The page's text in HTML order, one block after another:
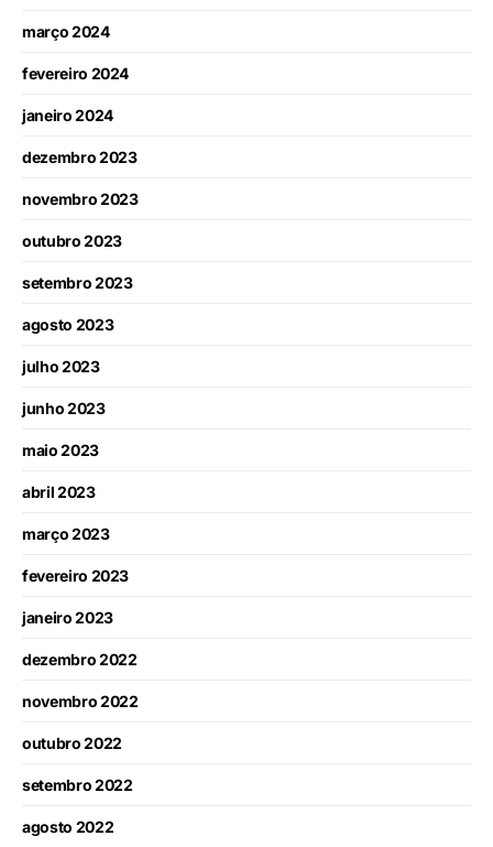
março 2024
fevereiro 2024
janeiro 2024
dezembro 2023
novembro 2023
outubro 2023
setembro 2023
agosto 2023
julho 2023
junho 2023
maio 2023
abril 2023
março 2023
fevereiro 2023
janeiro 2023
dezembro 2022
novembro 2022
outubro 2022
setembro 2022
agosto 2022